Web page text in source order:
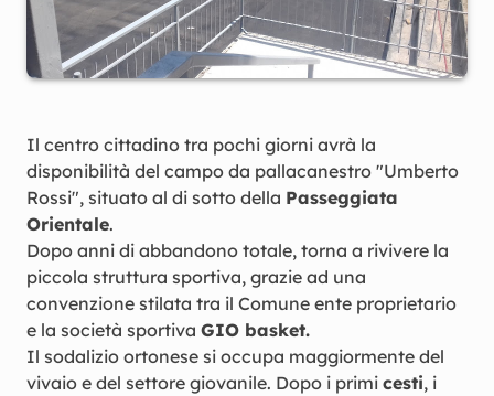
Il centro cittadino tra pochi giorni avrà la
disponibilità del campo da pallacanestro "Umberto
Rossi", situato al di sotto della Passeggiata
Orientale.
Dopo anni di abbandono totale, torna a rivivere la
piccola struttura sportiva, grazie ad una
convenzione stilata tra il Comune ente proprietario
e la società sportiva GIO basket.
Il sodalizio ortonese si occupa maggiormente del
vivaio e del settore giovanile. Dopo i primi cesti, i